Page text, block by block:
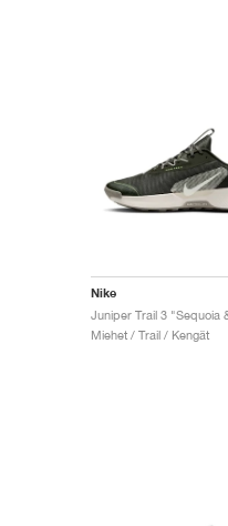
Nike
Miehet / Trail / Kengät